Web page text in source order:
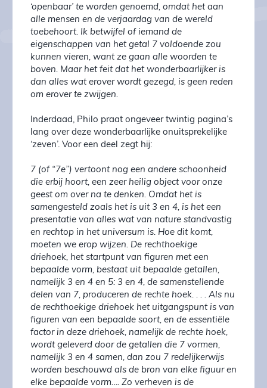
‘openbaar’ te worden genoemd, omdat het aan
alle mensen en de verjaardag van de wereld
toebehoort. Ik betwijfel of iemand de
eigenschappen van het getal 7 voldoende zou
kunnen vieren, want ze gaan alle woorden te
boven. Maar het feit dat het wonderbaarlijker is
dan alles wat erover wordt gezegd, is geen reden
om erover te zwijgen.
Inderdaad, Philo praat ongeveer twintig pagina’s
lang over deze wonderbaarlijke onuitsprekelijke
‘zeven’. Voor een deel zegt hij:
7 (of “7e”) vertoont nog een andere schoonheid
die erbij hoort, een zeer heilig object voor onze
geest om over na te denken. Omdat het is
samengesteld zoals het is uit 3 en 4, is het een
presentatie van alles wat van nature standvastig
en rechtop in het universum is. Hoe dit komt,
moeten we erop wijzen. De rechthoekige
driehoek, het startpunt van figuren met een
bepaalde vorm, bestaat uit bepaalde getallen,
namelijk 3 en 4 en 5: 3 en 4, de samenstellende
delen van 7, produceren de rechte hoek. . . . Als nu
de rechthoekige driehoek het uitgangspunt is van
figuren van een bepaalde soort, en de essentiële
factor in deze driehoek, namelijk de rechte hoek,
wordt geleverd door de getallen die 7 vormen,
namelijk 3 en 4 samen, dan zou 7 redelijkerwijs
worden beschouwd als de bron van elke figuur en
elke bepaalde vorm…. Zo verheven is de